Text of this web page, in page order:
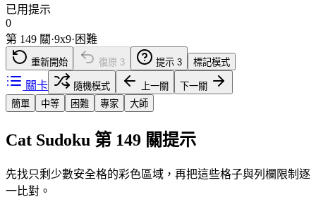
已用提示
0
第 149 關·9x9· 困難
重新開始 復原 3 提示 3 標記模式
關卡 隨機模式 上一關
下一關
簡單
中等 困難 專家 大師
Cat Sudoku 第 149 關提示
先找只剩少數安全格的彩色區域，再把這些格子與列欄限制逐
一比對。